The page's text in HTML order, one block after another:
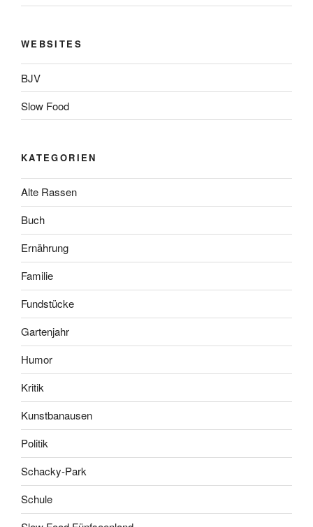
WEBSITES
BJV
Slow Food
KATEGORIEN
Alte Rassen
Buch
Ernährung
Familie
Fundstücke
Gartenjahr
Humor
Kritik
Kunstbanausen
Politik
Schacky-Park
Schule